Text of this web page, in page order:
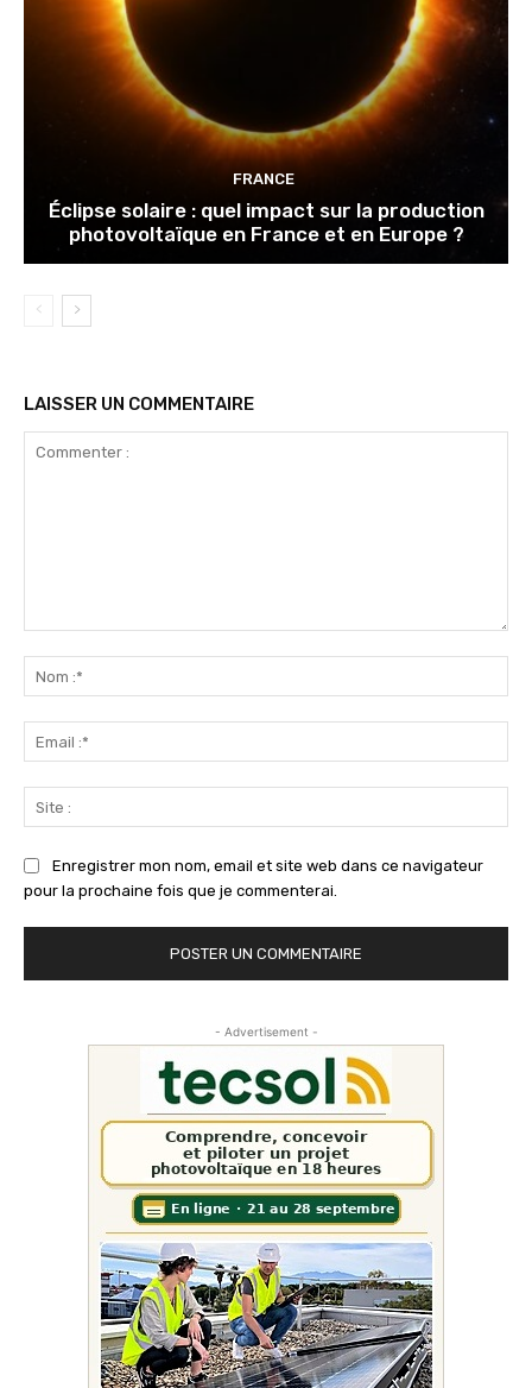
FRANCE
Éclipse solaire : quel impact sur la production
photovoltaïque en France et en Europe ?
LAISSER UN COMMENTAIRE
Enregistrer mon nom, email et site web dans ce navigateur
pour la prochaine fois que je commenterai.
- Advertisement -